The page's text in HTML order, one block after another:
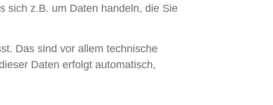
sich z.B. um Daten handeln, die Sie
Das sind vor allem technische
Daten erfolgt automatisch,